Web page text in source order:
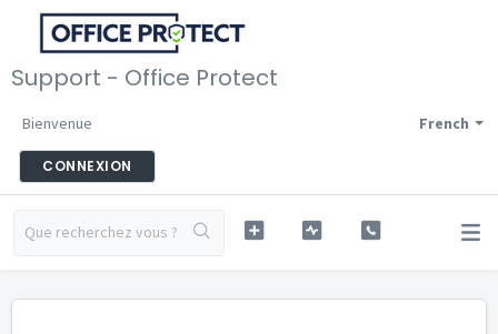
Support - Office Protect
French
Bienvenue
CONNEXION